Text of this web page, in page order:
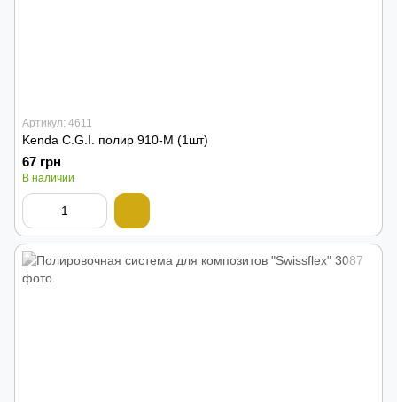
Артикул: 4611
Kenda C.G.I. полир 910-M (1шт)
67 грн
В наличии